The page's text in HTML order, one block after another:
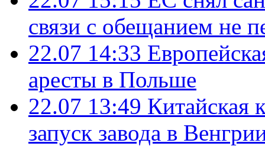
связи с обещанием не
22.07 14:33
аресты в Польше
22.07 13:49 Китайская
запуск завода в